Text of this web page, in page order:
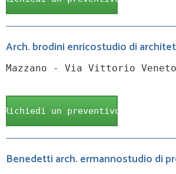
Arch. brodini enricostudio di
Mazzano - Via Vittorio
Richiedi un preventivo
Benedetti arch. ermannostudio di